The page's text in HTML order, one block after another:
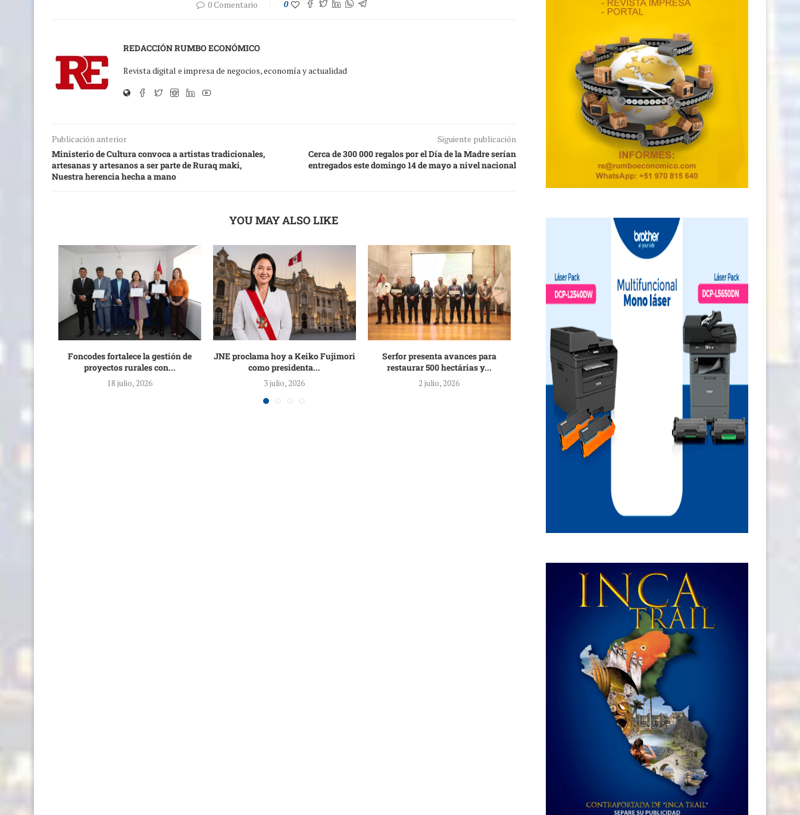
0 Comentario 0
REDACCIÓN RUMBO ECONÓMICO
Revista digital e impresa de negocios, economía y actualidad
Publicación anterior
Ministerio de Cultura convoca a artistas tradicionales,
artesanas y artesanos a ser parte de Ruraq maki,
Nuestra herencia hecha a mano
Siguiente publicación
Cerca de 300 000 regalos por el Día de la Madre serían
entregados este domingo 14 de mayo a nivel nacional
YOU MAY ALSO LIKE
Foncodes fortalece la gestión de
proyectos rurales con...
18 julio, 2026
JNE proclama hoy a Keiko Fujimori
como presidenta...
3 julio, 2026
Serfor presenta avances para
restaurar 500 hectárias y...
2 julio, 2026
Con nueva infraestructura hídrica
agro rural garantiza agua...
29 junio, 2026
Plan International realiza
Cambiemos el Juego que...
11 junio, 2026